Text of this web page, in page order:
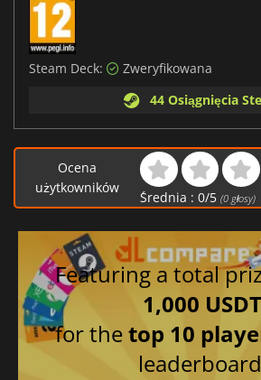
Steam Deck:
Zweryfikowana
44 Osiągnięcia
Ocena
użytkowników
Średnia : 0/5 (0głosy)
Featuring a total
1,000 USDT
for thetop 10